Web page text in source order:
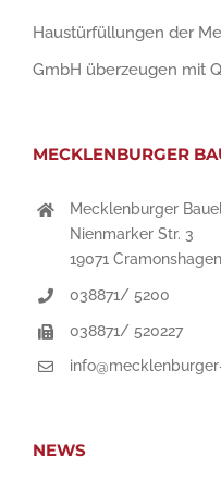
Haustürfüllungen der
GmbH überzeugen mit
MECKLENBURGER
Mecklenburger
Nienmarker Str. 3
19071 Cramonshagen
038871/ 5200
038871/ 520227
NEWS